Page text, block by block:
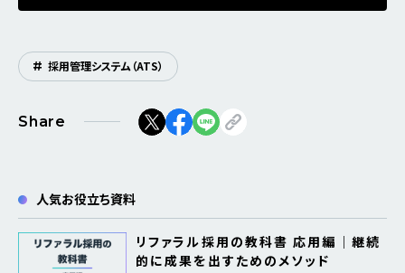
# 採用管理システム（ATS）
Share
人気お役立ち資料
リファラル採用の教科書 応用編｜継続
的に成果を出すためのメソッド